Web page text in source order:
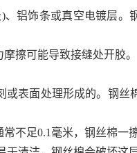
铝饰条或真空电镀层。
擦可能导致接缝处开胶。
或表面处理形成的。钢丝
不足0.1毫米，钢丝棉一擦